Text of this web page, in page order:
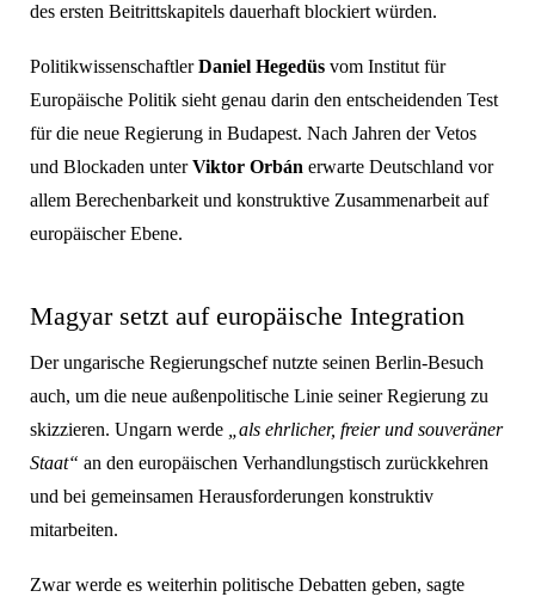
des ersten Beitrittskapitels dauerhaft blockiert würden.
PolitikwissenschaftlerDaniel Hegedüs vom Institut für
Europäische Politik sieht genau darin den entscheidenden Test
für die neue Regierung in Budapest. Nach Jahren der Vetos
und Blockaden unterViktor Orbán erwarte Deutschland vor
allem Berechenbarkeit und konstruktive Zusammenarbeit auf
europäischer Ebene.
Magyar setzt auf europäische Integration
Der ungarische Regierungschef nutzte seinen Berlin-Besuch
auch, um die neue außenpolitische Linie seiner Regierung zu
skizzieren. Ungarn werde „als ehrlicher, freier und souveräner
Staat“ an den europäischen Verhandlungstisch zurückkehren
und bei gemeinsamen Herausforderungen konstruktiv
mitarbeiten.
Zwar werde es weiterhin politische Debatten geben, sagte